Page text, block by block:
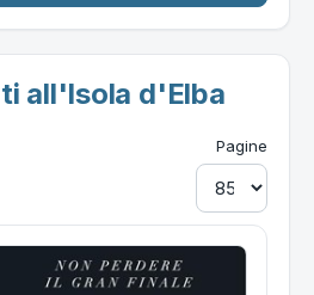
all'Isola d'Elba
Pagine